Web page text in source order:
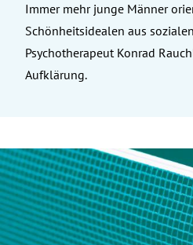
Untermenü
Untermenü
Immer mehr junge Männer
Schönheitsidealen aus
Psychotherapeut Konrad
Aufklärung.